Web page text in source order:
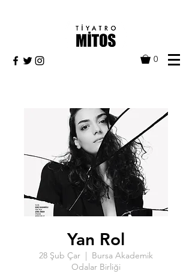
0
Yan Rol
28 Şub Çar
  |
Bursa Akademik
Odalar Birliği